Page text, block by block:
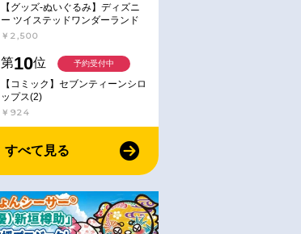
【グッズ-ぬいぐるみ】ディズニ
ー ツイステッドワンダーランド
ミニミニぬいぐるみ(クラブ・ウ
￥2,500
第10位
【コミック】セブンティーンシロ
ップス(2)
￥924
予約受付中
すべて見る